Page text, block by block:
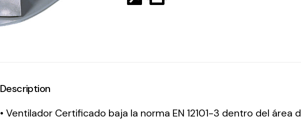
Description
• Ventilador Certificado baja la norma EN 12101-3 dentro del